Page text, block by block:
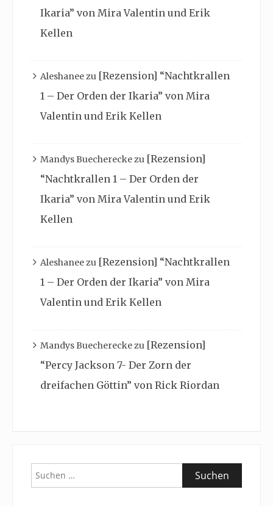
Ikaria” von Mira Valentin und Erik
Kellen
Aleshaneezu [Rezension] “Nachtkrallen
1 – Der Orden der Ikaria” von Mira
Valentin und Erik Kellen
Mandys Buechereckezu [Rezension]
“Nachtkrallen 1 – Der Orden der
Ikaria” von Mira Valentin und Erik
Kellen
Aleshaneezu [Rezension] “Nachtkrallen
1 – Der Orden der Ikaria” von Mira
Valentin und Erik Kellen
Mandys Buechereckezu [Rezension]
“Percy Jackson 7- Der Zorn der
dreifachen Göttin” von Rick Riordan
Suchen
nach: